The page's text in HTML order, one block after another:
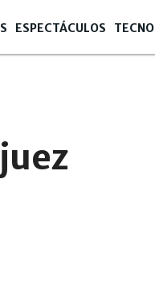
ESPECTÁCULOS TECNO